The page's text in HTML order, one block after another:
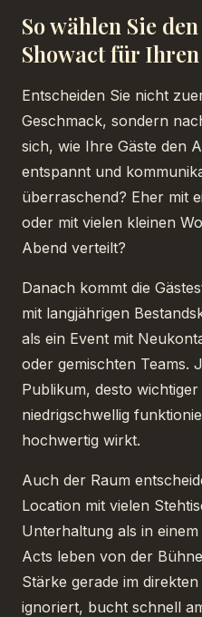
So wählen Sie
Showact für
Entscheiden Sie nicht
Geschmack, sondern
sich, wie Ihre Gäste den
entspannt und
überraschend? Eher mit
oder mit vielen kleinen
Abend verteilt?
Danach kommt die
mit langjährigen
als ein Event mit
oder gemischten Teams.
Publikum, desto
niedrigschwellig
hochwertig wirkt.
Auch der Raum
Location mit vielen
Unterhaltung als in
Acts leben von der
Stärke gerade im
ignoriert, bucht schnell